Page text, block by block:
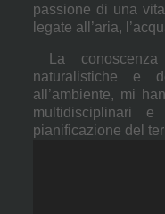
passione di una
legate all’aria,
La conoscenza
naturalistiche e
all’ambiente, mi
multidisciplinari
pianificazione del